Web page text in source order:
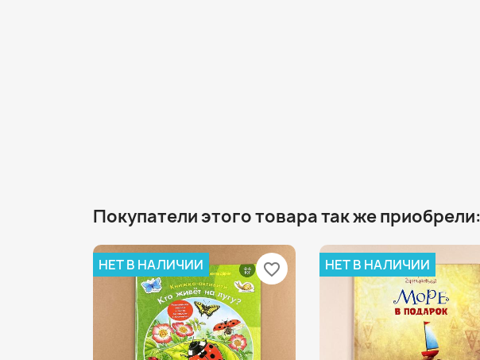
Покупатели этого товара так же приобрели:
НЕТ В НАЛИЧИИ favorite_border НЕТ В НАЛИЧИИ